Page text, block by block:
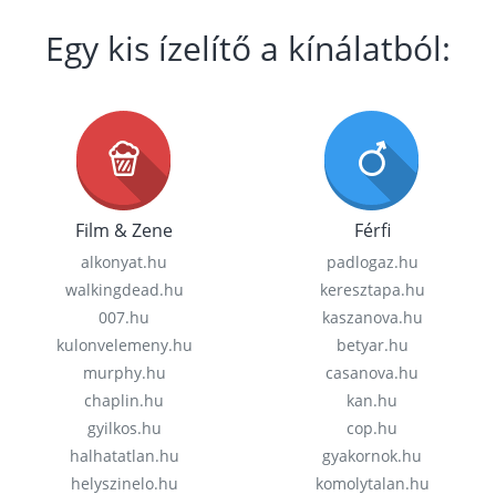
Egy kis ízelítő a kínálatból:
Film & Zene
alkonyat.hu
walkingdead.hu
007.hu
kulonvelemeny.hu
murphy.hu
chaplin.hu
gyilkos.hu
halhatatlan.hu
helyszinelo.hu
Férfi
padlogaz.hu
keresztapa.hu
kaszanova.hu
betyar.hu
casanova.hu
kan.hu
cop.hu
gyakornok.hu
komolytalan.hu